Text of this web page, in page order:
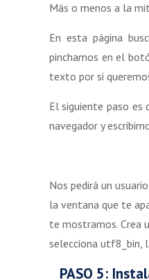
Más o menos a la
En esta página
pinchamos en el
texto por si
El siguiente paso es
navegador y
Nos pedirá un
la ventana que te
te mostramos. Crea
selecciona utf8_bin,
PASO 5: